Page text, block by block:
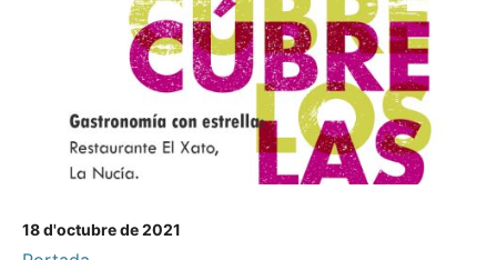
18 d'octubre de 2021